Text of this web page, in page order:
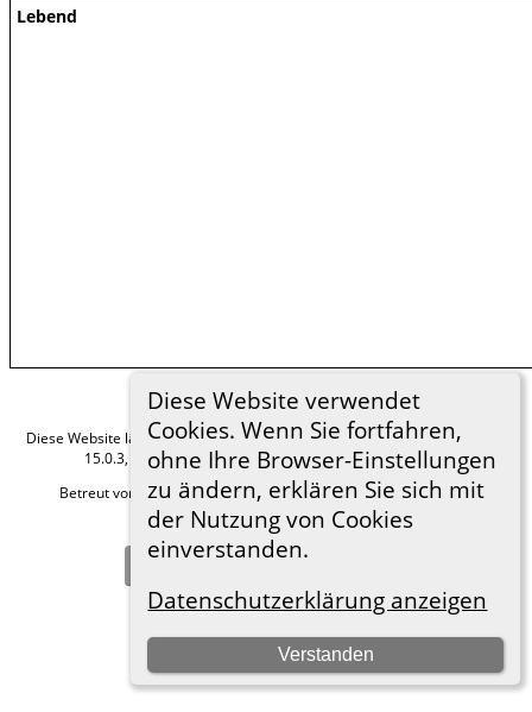
Diese Website verwendet
Cookies. Wenn Sie fortfahren,
ohne Ihre Browser-Einstellungen
zu ändern, erklären Sie sich mit
der Nutzung von Cookies
einverstanden.
Datenschutzerklärung anzeigen
Verstanden
Lebend
Diese Website läuft mitThe Next Generation of Genealogy Sitebuilding
15.0.3, programmiert von Darrin Lythgoe © 2001-2026.
Betreut von
Roland zu Dortmund e.V. . |Datenschutzerklärung.
Hier geht es zum Impressum
Zur Desktop-Webseite wechseln